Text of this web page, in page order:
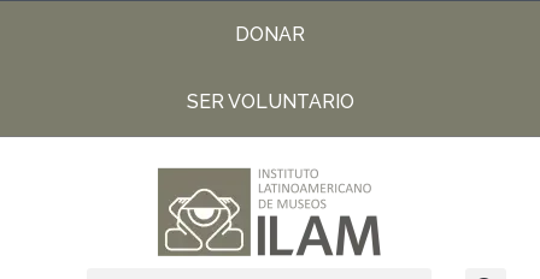
DONAR
SER VOLUNTARIO